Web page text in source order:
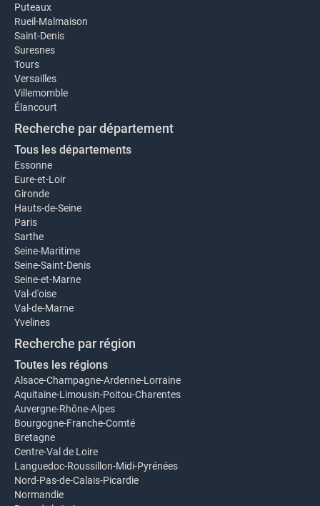
Puteaux
Rueil-Malmaison
Saint-Denis
Suresnes
Tours
Versailles
Villemomble
Élancourt
Recherche par département
Tous les départements
Essonne
Eure-et-Loir
Gironde
Hauts-de-Seine
Paris
Sarthe
Seine-Maritime
Seine-Saint-Denis
Seine-et-Marne
Val-d'oise
Val-de-Marne
Yvelines
Recherche par région
Toutes les régions
Alsace-Champagne-Ardenne-Lorraine
Aquitaine-Limousin-Poitou-Charentes
Auvergne-Rhône-Alpes
Bourgogne-Franche-Comté
Bretagne
Centre-Val de Loire
Languedoc-Roussillon-Midi-Pyrénées
Nord-Pas-de-Calais-Picardie
Normandie